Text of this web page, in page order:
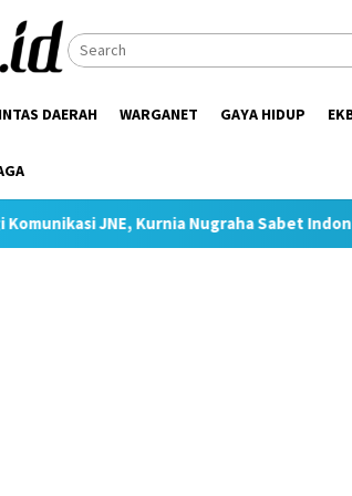
DAERAH WARGANET GAYA HIDUP
Nugraha Sabet Indonesia Public